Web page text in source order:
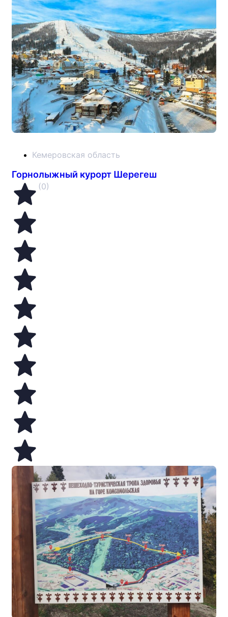
Кемеровская область
Горнолыжный курорт Шерегеш
(0)